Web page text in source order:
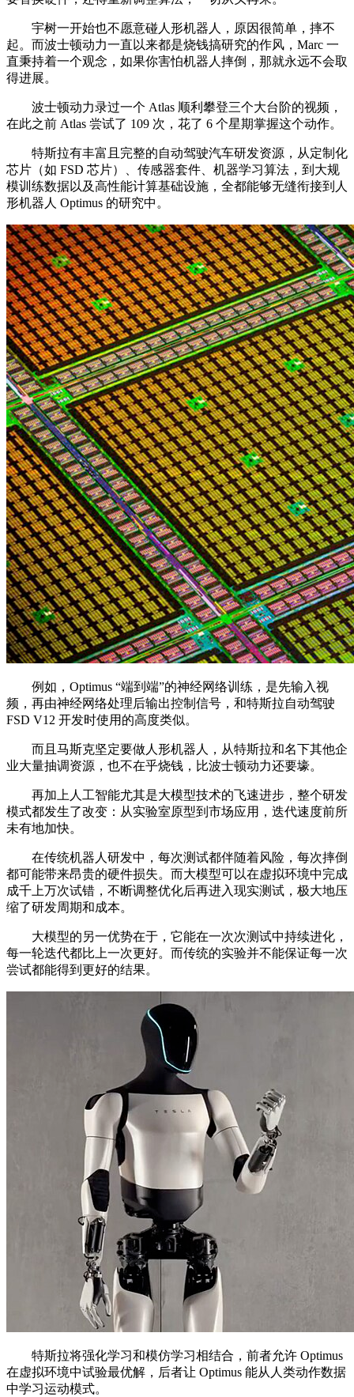
宇树一开始也不愿意碰人形机器人，原因很简单，摔不
起。而波士顿动力一直以来都是烧钱搞研究的作风，Marc 一
直秉持着一个观念，如果你害怕机器人摔倒，那就永远不会取
得进展。
波士顿动力录过一个 Atlas 顺利攀登三个大台阶的视频，
在此之前 Atlas 尝试了 109 次，花了 6 个星期掌握这个动作。
特斯拉有丰富且完整的自动驾驶汽车研发资源，从定制化
芯片（如 FSD 芯片）、传感器套件、机器学习算法，到大规
模训练数据以及高性能计算基础设施，全都能够无缝衔接到人
形机器人 Optimus 的研究中。
例如，Optimus “端到端”的神经网络训练，是先输入视
频，再由神经网络处理后输出控制信号，和特斯拉自动驾驶
FSD V12 开发时使用的高度类似。
而且马斯克坚定要做人形机器人，从特斯拉和名下其他企
业大量抽调资源，也不在乎烧钱，比波士顿动力还要壕。
再加上人工智能尤其是大模型技术的飞速进步，整个研发
模式都发生了改变：从实验室原型到市场应用，迭代速度前所
未有地加快。
在传统机器人研发中，每次测试都伴随着风险，每次摔倒
都可能带来昂贵的硬件损失。而大模型可以在虚拟环境中完成
成千上万次试错，不断调整优化后再进入现实测试，极大地压
缩了研发周期和成本。
大模型的另一优势在于，它能在一次次测试中持续进化，
每一轮迭代都比上一次更好。而传统的实验并不能保证每一次
尝试都能得到更好的结果。
特斯拉将强化学习和模仿学习相结合，前者允许 Optimus
在虚拟环境中试验最优解，后者让 Optimus 能从人类动作数据
中学习运动模式。